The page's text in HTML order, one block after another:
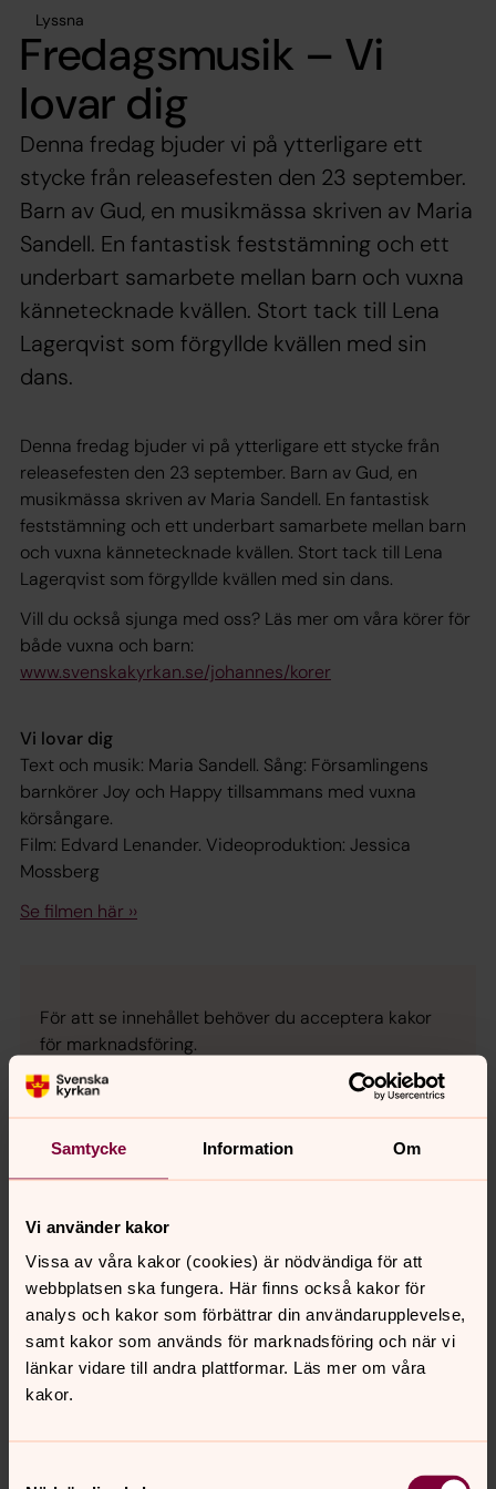
Samtycke Information Om
Vi använder kakor
Vissa av våra kakor (cookies) är nödvändiga för att
webbplatsen ska fungera. Här finns också kakor för
analys och kakor som förbättrar din användarupplevelse,
samt kakor som används för marknadsföring och när vi
länkar vidare till andra plattformar. Läs mer om våra
kakor.
Lyssna
Fredagsmusik – Vi
lovar dig
Denna fredag bjuder vi på ytterligare ett
stycke från releasefesten den 23 september.
Barn av Gud, en musikmässa skriven av Maria
Sandell. En fantastisk feststämning och ett
underbart samarbete mellan barn och vuxna
kännetecknade kvällen. Stort tack till Lena
Lagerqvist som förgyllde kvällen med sin
dans.
Denna fredag bjuder vi på ytterligare ett stycke från
releasefesten den 23 september. Barn av Gud, en
musikmässa skriven av Maria Sandell. En fantastisk
feststämning och ett underbart samarbete mellan barn
och vuxna kännetecknade kvällen. Stort tack till Lena
Lagerqvist som förgyllde kvällen med sin dans.
Vill du också sjunga med oss? Läs mer om våra körer för
både vuxna och barn:
www.svenskakyrkan.se/johannes/korer
Vi lovar dig
Text och musik: Maria Sandell. Sång: Församlingens
barnkörer Joy och Happy tillsammans med vuxna
körsångare.
Film: Edvard Lenander. Videoproduktion: Jessica
Mossberg
Se filmen här ››
För att se innehållet behöver du acceptera kakor
för marknadsföring.
Se videon på YouTube i stället.
Ändra inställningar
Musikprogram 2026
Vi bjuder på ett brett utbud av musikevenemang med
hög konstnärlig kvalitet. Nedan ser ni vårt konsertutbud
för våren 2026.
Till våra verksamheter och träffpunkter är alla välkomna,
oavsett livsåskådning. Vi finns här för dig, i våra kyrkor